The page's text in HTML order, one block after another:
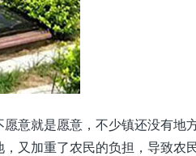
意就是愿意，不少镇还没有地
又加重了农民的负担，导致农民